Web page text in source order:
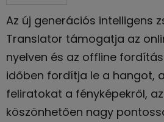
Az új generációs intelligens
Translator támogatja az
nyelven és az offline
időben fordítja le a hangot,
feliratokat a fényképekről,
köszönhetően nagy